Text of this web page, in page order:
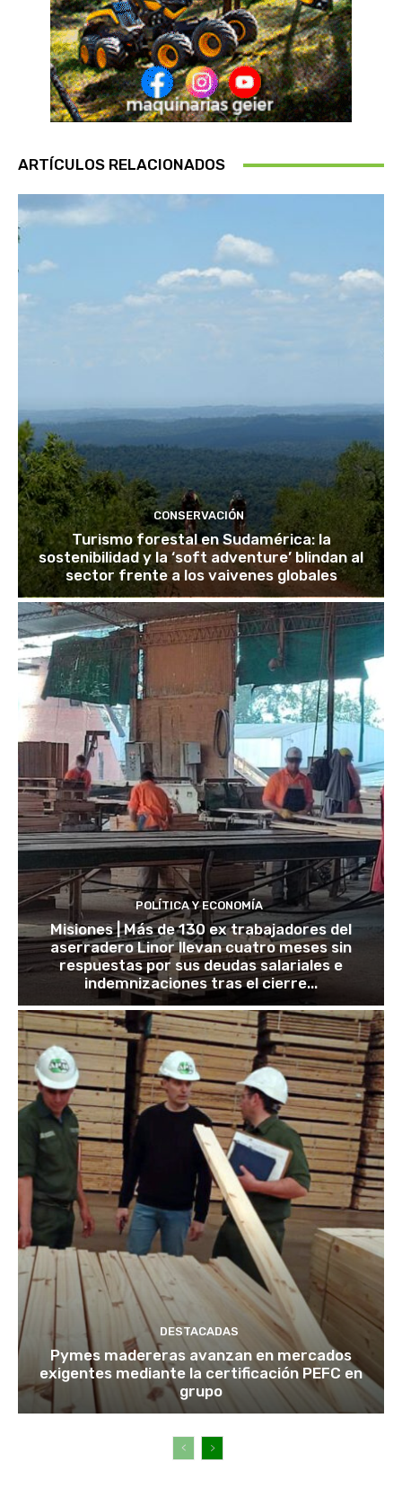
ARTÍCULOS RELACIONADOS
CONSERVACIÓN
Turismo forestal en Sudamérica: la
sostenibilidad y la ‘soft adventure’ blindan al
sector frente a los vaivenes globales
POLÍTICA Y ECONOMÍA
Misiones | Más de 130 ex trabajadores del
aserradero Linor llevan cuatro meses sin
respuestas por sus deudas salariales e
indemnizaciones tras el cierre...
DESTACADAS
Pymes madereras avanzan en mercados
exigentes mediante la certificación PEFC en
grupo